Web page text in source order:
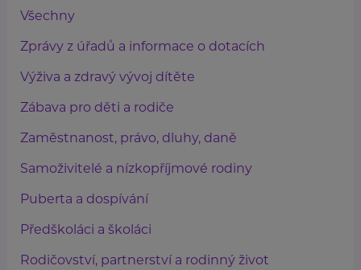
Všechny
Zprávy z úřadů a informace o dotacích
Výživa a zdravý vývoj dítěte
Zábava pro děti a rodiče
Zaměstnanost, právo, dluhy, daně
Samoživitelé a nízkopříjmové rodiny
Puberta a dospívání
Předškoláci a školáci
Rodičovství, partnerství a rodinný život